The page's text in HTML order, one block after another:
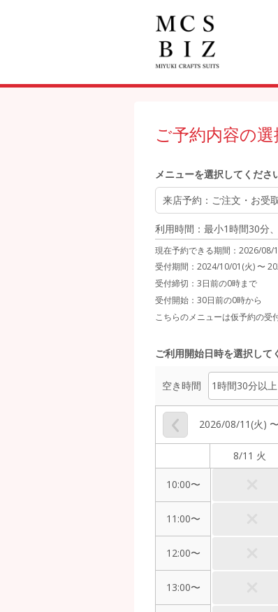
ご予約内容の選
メニューを選択してくださ
来店予約 ：ご注文・お受
利用時間：最小1時間30分
現在予約できる期間： 2026/08/
受付期間：2024/10/01(火) 〜
受付締切： 3日前の0時まで
受付開始： 30日前の0時から
こちらのメニューは仮予約の受
ご利用開始日時を選択して
空き時間
2026/08/11(火)
8/11 火
10:00〜
11:00〜
12:00〜
13:00〜